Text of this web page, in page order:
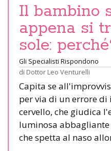
Il bambino
appena si
sole:
Gli Specialisti Rispondono
di Dottor Leo Venturelli
Capita se
per via di un errore
cervello, che giudica
luminosa
che spetta al naso